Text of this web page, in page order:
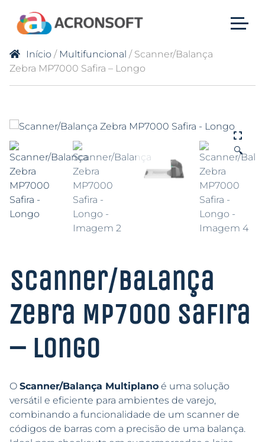
Início / Multifuncional / Scanner/Balança
Zebra MP7000 Safira – Longo
🔍
Scanner/Balança
Zebra MP7000 Safira
– Longo
O Scanner/Balança Multiplano é uma solução
versátil e eficiente para ambientes de varejo,
combinando a funcionalidade de um scanner de
códigos de barras com a precisão de uma balança.